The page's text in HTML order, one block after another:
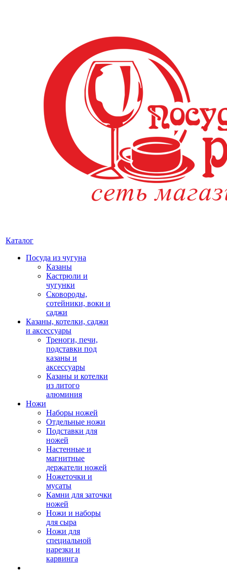
Каталог
Посуда из чугуна
Казаны
Кастрюли и
чугунки
Сковороды,
сотейники, воки и
саджи
Казаны, котелки, саджи
и аксессуары
Треноги, печи,
подставки под
казаны и
аксессуары
Казаны и котелки
из литого
алюминия
Ножи
Наборы ножей
Отдельные ножи
Подставки для
ножей
Настенные и
магнитные
держатели ножей
Ножеточки и
мусаты
Камни для заточки
ножей
Ножи и наборы
для сыра
Ножи для
специальной
нарезки и
карвинга